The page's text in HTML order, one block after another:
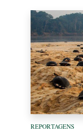
REPORTAGENS